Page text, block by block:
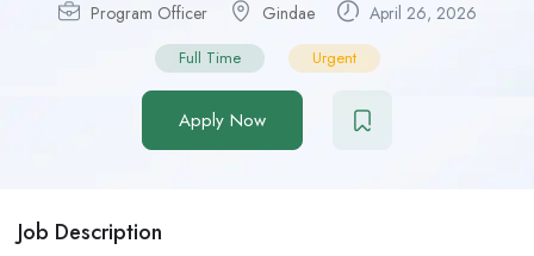
Program Officer Gindae April 26, 2026
Full Time Urgent
Apply Now
Job Description